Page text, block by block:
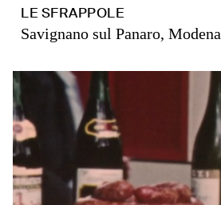
LE SFRAPPOLE
Savignano sul Panaro, Modena